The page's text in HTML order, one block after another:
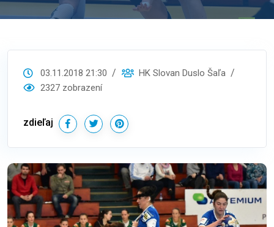
03.11.2018 21:30
HK Slovan Duslo Šaľa
2327 zobrazení
zdieľaj